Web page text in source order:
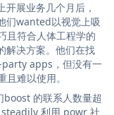
展业务几个月后，
们wanted以视觉上吸
且符合人体工程学的
解决方案。他们在找
apps，但没有一
难以使用。
的联系人数量超
steadily 利用 powr 社